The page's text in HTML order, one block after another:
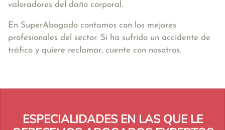
valoradores del daño corporal.
En SuperAbogado contamos con los mejores
profesionales del sector. Si ha sufrido un accidente de
tráfico y quiere reclamar, cuente con nosotros.
ESPECIALIDADES EN LAS QUE LE